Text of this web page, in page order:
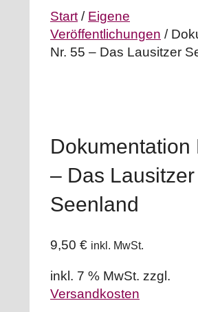
Start / Eigene
Veröffentlichungen /
Nr. 55 – Das Lausitzer
Dokumentation
– Das Lausitzer
Seenland
9,50 € inkl. MwSt.
inkl. 7 % MwSt. zzgl.
Versandkosten